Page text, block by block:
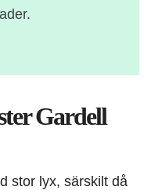
Gardell
stor lyx, särskilt då